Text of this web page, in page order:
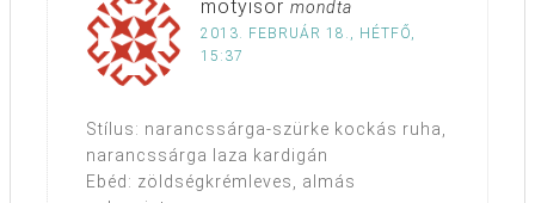
mötyisor mondta
2013. FEBRUÁR 18., HÉTFŐ,
15:37
Stílus: narancssárga-szürke kockás ruha,
narancssárga laza kardigán
Ebéd: zöldségkrémleves, almás